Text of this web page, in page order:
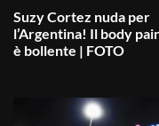
Suzy Cortez nuda per
l’Argentina! Il body
è bollente | FOTO